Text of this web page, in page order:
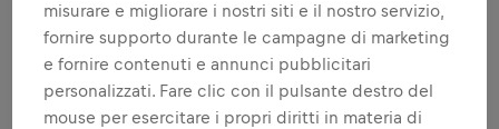
RACCOLTA FONDI DONA
Dona per fare la differenza! Il 100% della tua
donazione viene devoluto alla ricerca sul midollo
spinale.
misurare e migliorare i nostri siti e il nostro servizio,
fornire supporto durante le campagne di marketing
e fornire contenuti e annunci pubblicitari
personalizzati. Fare clic con il pulsante destro del
mouse per esercitare i propri diritti in materia di